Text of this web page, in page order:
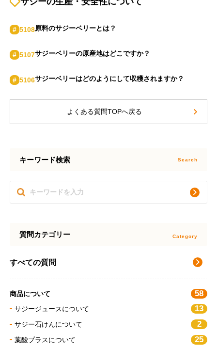
# 5108原料のサジーベリーとは？
# 5107サジーベリーの原産地はどこですか？
# 5106サジーベリーはどのようにして収穫されますか？
よくある質問TOPへ戻る
キーワード検索
質問カテゴリー
すべての質問
商品について 58
サジージュースについて 13
サジー石けんについて 2
葉酸プラスについて 25